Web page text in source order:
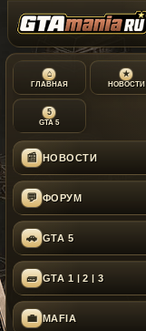
⌂
ГЛАВНАЯ
★
НОВОСТИ
5
GTA 5
📰 НОВОСТИ
💬 ФОРУМ
🚗 GTA 5
🧱 GTA 1 | 2 | 3
💼 MAFIA